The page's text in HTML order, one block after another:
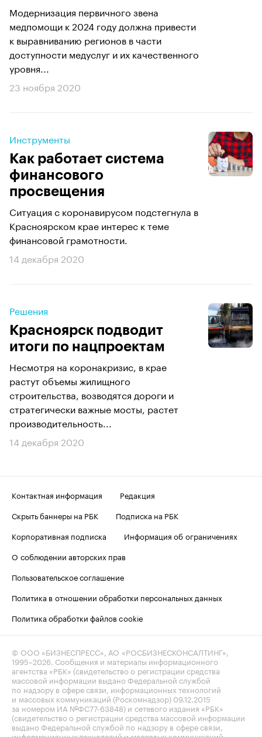
Модернизация первичного звена
медпомощи к 2024 году должна привести
к выравниванию регионов в части
доступности медуслуг и их качественного
уровня...
23 ноября 2020
Инструменты
Как работает система
финансового
просвещения
Ситуация с коронавирусом подстегнула в
Красноярском крае интерес к теме
финансовой грамотности.
14 декабря 2020
Решения
Красноярск подводит
итоги по нацпроектам
Несмотря на коронакризис, в крае
растут объемы жилищного
строительства, возводятся дороги и
стратегически важные мосты, растет
производительность...
14 декабря 2020
Контактная информация
Редакция
Скрыть баннеры на РБК
Подписка на РБК
Корпоративная подписка
Информация об ограничениях
О соблюдении авторских прав
Пользовательское соглашение
Политика в отношении обработки персональных данных
Политика обработки файлов cookie
© ООО «БИЗНЕСПРЕСС», АО «РОСБИЗНЕСКОНСАЛТИНГ»,
1995–2026. Сообщения и материалы информационного
агентства «РБК» (свидетельство о регистрации средства
массовой информации выдано Федеральной службой
по надзору в сфере связи, информационных технологий
и массовых коммуникаций (Роскомнадзор) 09.12.2015
за номером ИА №ФС77-63848) и сетевого издания «РБК»
(свидетельство о регистрации средства массовой информации
выдано Федеральной службой по надзору в сфере связи,